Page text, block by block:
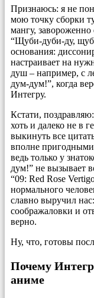
Признаюсь: я не
мою точку сборки
мангу,
“Щуби-дуби-ду,
основания:
настраивает на
душ – например, с
дум-дум!”, когда
Интегру.
Кстати,
хоть и далеко не в
выкинуть все
вполне пригодными
ведь только у
дум!” не вызывает
“09: Red Rose
нормального
славно выручил
соображаловки и
верно.
Ну, что, готовы
Почему
аниме